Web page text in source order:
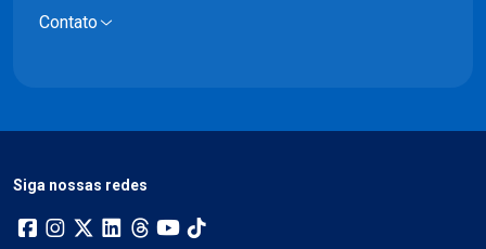
Contato
Siga nossas redes